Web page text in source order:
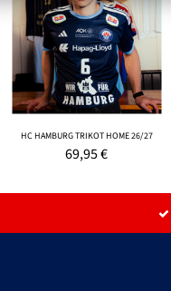
HC HAMBURG TRIKOT HOME 26/27
69,95€